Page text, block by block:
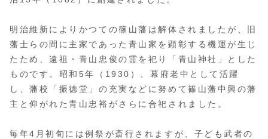
「青山神社」は、篠山城の本丸跡に鎮座する神社で、明